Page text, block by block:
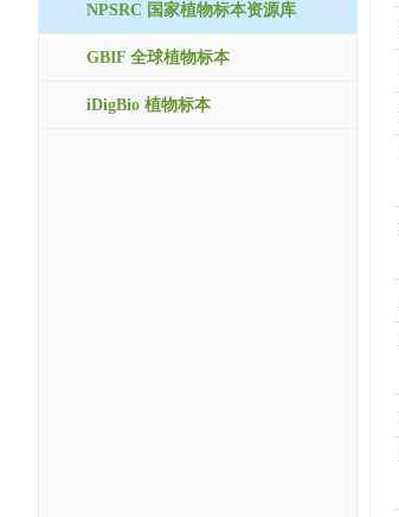
NPSRC 国家植物标本资源库
GBIF 全球植物标本
iDigBio 植物标本